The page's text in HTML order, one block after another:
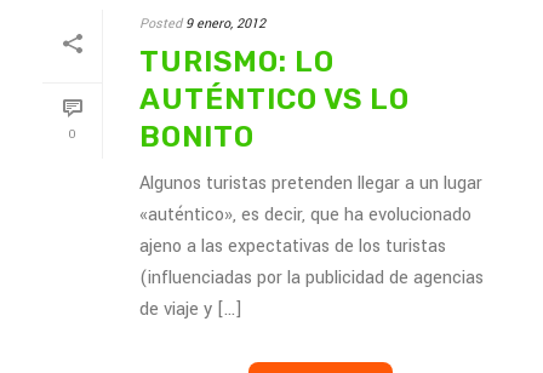
0
Posted 9 enero, 2012
TURISMO: LO
AUTÉNTICO VS LO
BONITO
Algunos turistas pretenden llegar a un lugar
«auténtico», es decir, que ha evolucionado
ajeno a las expectativas de los turistas
(influenciadas por la publicidad de agencias
de viaje y [...]